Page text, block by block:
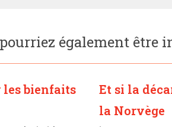
également être
les bienfaits
Et si la
la Norvège